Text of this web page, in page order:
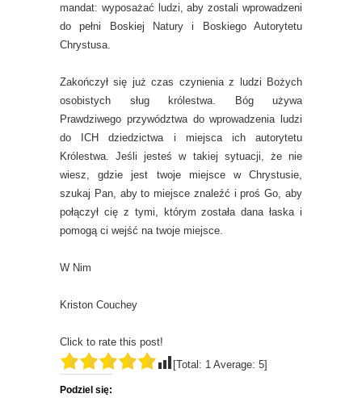
mandat: wyposażać ludzi, aby zostali wprowadzeni
do pełni Boskiej Natury i Boskiego Autorytetu
Chrystusa.
Zakończył się już czas czynienia z ludzi Bożych
osobistych sług królestwa. Bóg używa
Prawdziwego przywództwa do wprowadzenia ludzi
do ICH dziedzictwa i miejsca ich autorytetu
Królestwa. Jeśli jesteś w takiej sytuacji, że nie
wiesz, gdzie jest twoje miejsce w Chrystusie,
szukaj Pan, aby to miejsce znaleźć i proś Go, aby
połączył cię z tymi, którym została dana łaska i
pomogą ci wejść na twoje miejsce.
W Nim
Kriston Couchey
Click to rate this post!
[Total: 1 Average: 5]
Podziel się: